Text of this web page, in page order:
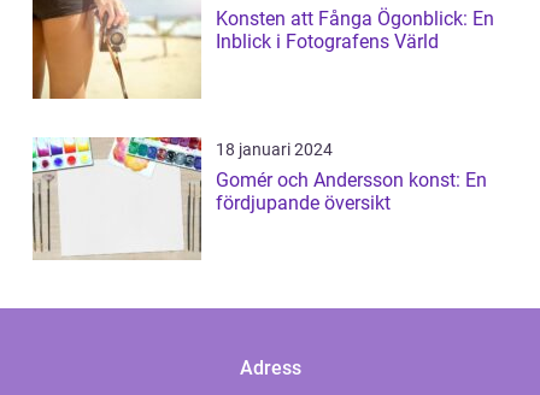
Konsten att Fånga Ögonblick: En
Inblick i Fotografens Värld
18 januari 2024
Gomér och Andersson konst: En
fördjupande översikt
Adress